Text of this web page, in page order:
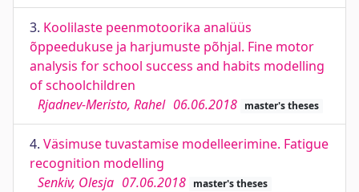
3. Koolilaste peenmotoorika analüüs
õppeedukuse ja harjumuste põhjal. Fine motor
analysis for school success and habits modelling
of schoolchildren
Rjadnev-Meristo, Rahel 06.06.2018 master's theses
4. Väsimuse tuvastamise modelleerimine. Fatigue
recognition modelling
Senkiv, Olesja 07.06.2018 master's theses